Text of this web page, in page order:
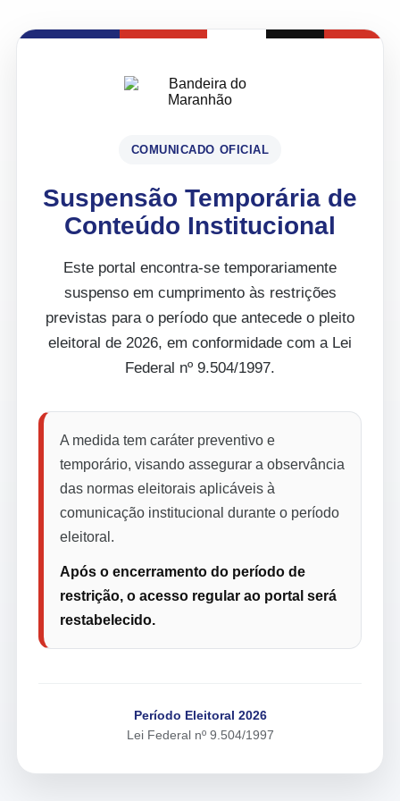
COMUNICADO OFICIAL
Suspensão Temporária de
Conteúdo Institucional
Este portal encontra-se temporariamente
suspenso em cumprimento às restrições
previstas para o período que antecede o pleito
eleitoral de 2026, em conformidade com a Lei
Federal nº 9.504/1997.
A medida tem caráter preventivo e
temporário, visando assegurar a observância
das normas eleitorais aplicáveis à
comunicação institucional durante o período
eleitoral.
Após o encerramento do período de
restrição, o acesso regular ao portal será
restabelecido.
Período Eleitoral 2026
Lei Federal nº 9.504/1997